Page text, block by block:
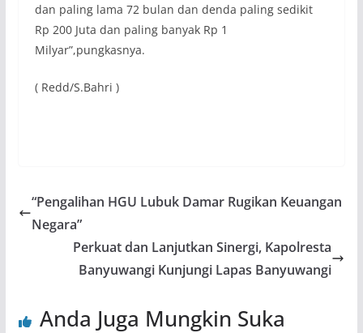
dan paling lama 72 bulan dan denda paling sedikit
Rp 200 Juta dan paling banyak Rp 1
Milyar”,pungkasnya.
( Redd/S.Bahri )
“Pengalihan HGU Lubuk Damar Rugikan Keuangan
Negara”
Perkuat dan Lanjutkan Sinergi, Kapolresta
Banyuwangi Kunjungi Lapas Banyuwangi
Anda Juga Mungkin Suka